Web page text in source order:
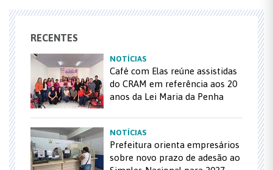
RECENTES
NOTÍCIAS
Café com Elas reúne assistidas
do CRAM em referência aos 20
anos da Lei Maria da Penha
NOTÍCIAS
Prefeitura orienta empresários
sobre novo prazo de adesão ao